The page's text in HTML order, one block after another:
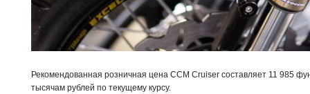
Рекомендованная розничная цена CCM Cruiser составляет 11 985
тысячам рублей по текущему курсу.